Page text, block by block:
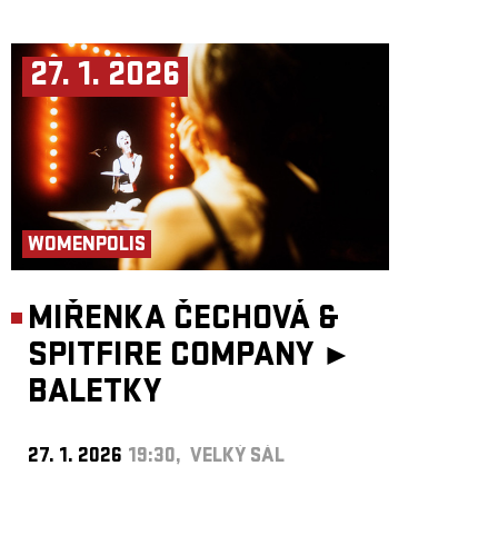
27. 1. 2026
WOMENPOLIS
MIŘENKA ČECHOVÁ &
SPITFIRE COMPANY ►
BALETKY
27. 1. 2026 19:30, VELKÝ SÁL